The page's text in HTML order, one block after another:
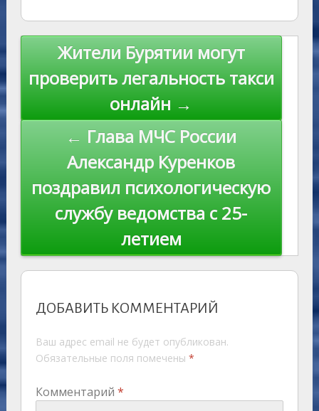
as
s
ni
ki
r
n
al
m p
p
st Li
n
k
Навигация
записям
Жители Бурятии могут
проверить легальность такси
онлайн →
← Глава МЧС России
Александр Куренков
поздравил психологическую
службу ведомства с 25-
летием
ДОБАВИТЬ КОММЕНТАРИЙ
Ваш адрес email не будет опубликован.
Обязательные поля помечены *
Комментарий *